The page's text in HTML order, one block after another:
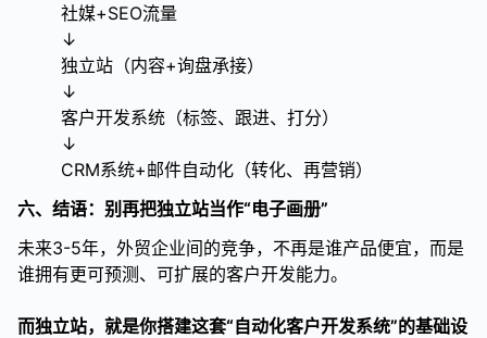
社媒+SEO流量
↓
独立站（内容+询盘承接）
↓
客户开发系统（标签、跟进、打分）
↓
CRM系统+邮件自动化（转化、再营销）
六、结语：别再把独立站当作“电子画册”
未来3-5年，外贸企业间的竞争，不再是谁产品便宜，而是
谁拥有更可预测、可扩展的客户开发能力。
而独立站，就是你搭建这套“自动化客户开发系统”的基础设